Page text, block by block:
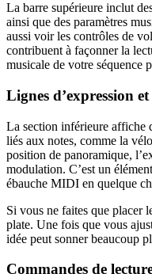
La barre supérieure inclut
ainsi que des paramètres
aussi voir les contrôles de
contribuent à façonner la
musicale de votre séquence
Lignes d’expression
La section inférieure affiche
liés aux notes, comme la
position de panoramique,
modulation. C’est un
ébauche MIDI en quelque
Si vous ne faites que placer
plate. Une fois que vous
idée peut sonner beaucoup
Commandes de